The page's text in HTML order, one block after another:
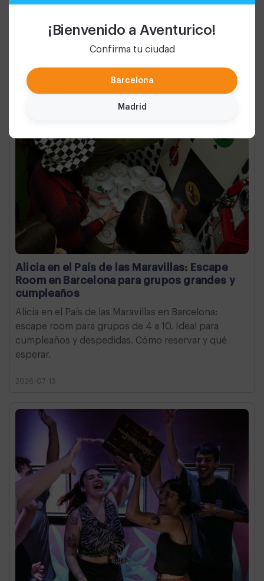
¡Bienvenido a Aventurico!
Confirma tu ciudad
Barcelona
Madrid
Alicia en el País de las Maravillas: Escape
Room en Barcelona para grupos grandes y
cumpleaños
Alicia en el País de las Maravillas en Barcelona:
escape room para grupos de 4 a 10. Ideal para
cumpleaños y despedidas. Cómo reservar y qué
esperar.
2026-07-13